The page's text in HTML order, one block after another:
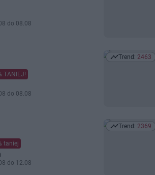
do 08.08
TANIEJ!
do 08.08
Trend: 2463
Trend: 2463
taniej
do 12.08
Trend: 2369
Trend: 2369